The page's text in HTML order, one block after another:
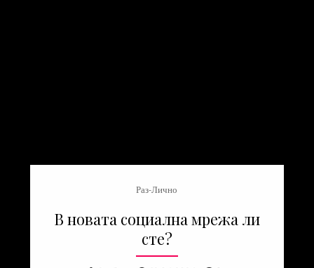
Раз-Лично
В новата социална мрежа ли
сте?